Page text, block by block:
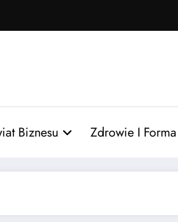
Biznesu Zdrowie I Forma